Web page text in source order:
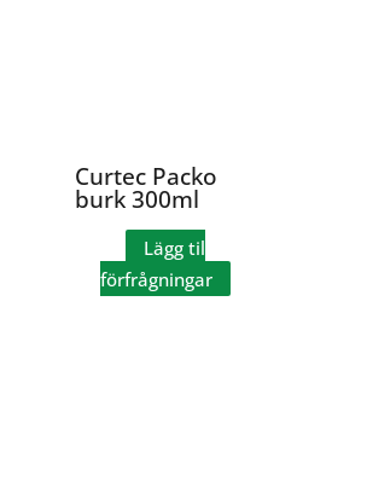
Curtec Packo
burk 300ml
Lägg til
förfrågningar